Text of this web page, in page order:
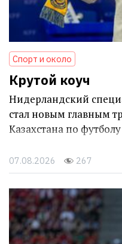
Спорт и около
Крутой коуч
Нидерландский
стал новым главным
Казахстана по футболу
07.08.2026 267